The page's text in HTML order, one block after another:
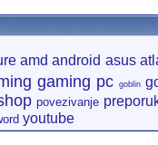
amd android asus
gaming pc goblin
povezivanje
youtube